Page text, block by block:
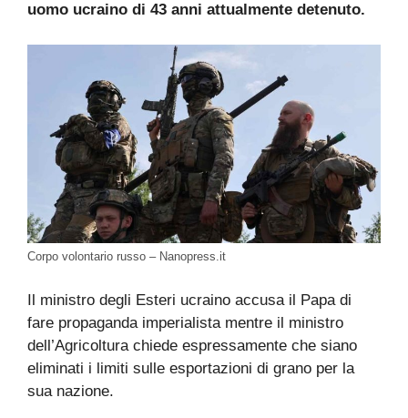
uomo ucraino di 43 anni attualmente detenuto.
Corpo volontario russo – Nanopress.it
Il ministro degli Esteri ucraino accusa il Papa di
fare propaganda imperialista mentre il ministro
dell’Agricoltura chiede espressamente che siano
eliminati i limiti sulle esportazioni di grano per la
sua nazione.